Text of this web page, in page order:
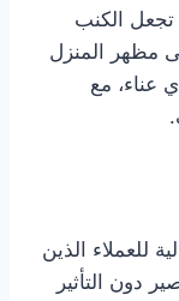
تجعل الكنب
مظهر المنزل
عناء، مع
للعملاء الذين
دون التأثير